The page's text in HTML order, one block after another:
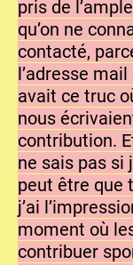
pris de
qu’on ne
contacté,
l’adresse
avait ce truc
nous
contribution.
ne sais pas si
peut être que
j’ai
moment où
contribuer